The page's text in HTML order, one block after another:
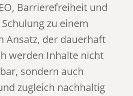
Barrierefreiheit und
zu einem
Ansatz, der dauerhaft
werden Inhalte nicht
sondern auch
zugleich nachhaltig